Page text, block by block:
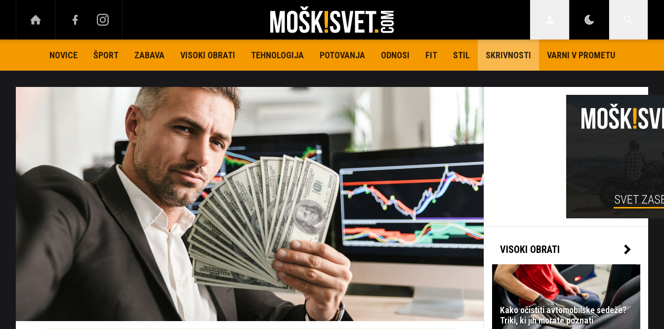
NOVICE ŠPORT ZABAVA VISOKI OBRATI TEHNOLOGIJA POTOVANJA ODNOSI FIT STIL SKRIVNOSTI VARNI V PROMETU
VISOKI OBRATI
Kako očistiti avtomobilske sedeže?
Triki, ki jih morate poznati